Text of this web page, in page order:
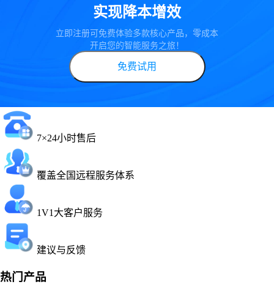
实现降本增效
立即注册可免费体验多款核心产品，零成本
开启您的智能服务之旅！
免费试用
7×24小时售后
覆盖全国远程服务体系
1V1大客户服务
建议与反馈
热门产品